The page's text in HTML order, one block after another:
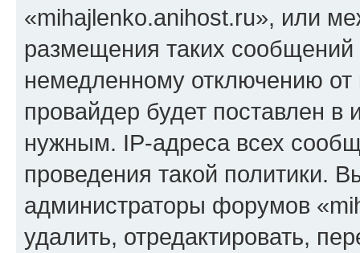
«mihajlenko.anihost.ru», или
размещения таких
немедленному отключению
провайдер будет поставлен в
нужным. IP-адреса всех
проведения такой политики.
администраторы форумов
удалить, отредактировать,